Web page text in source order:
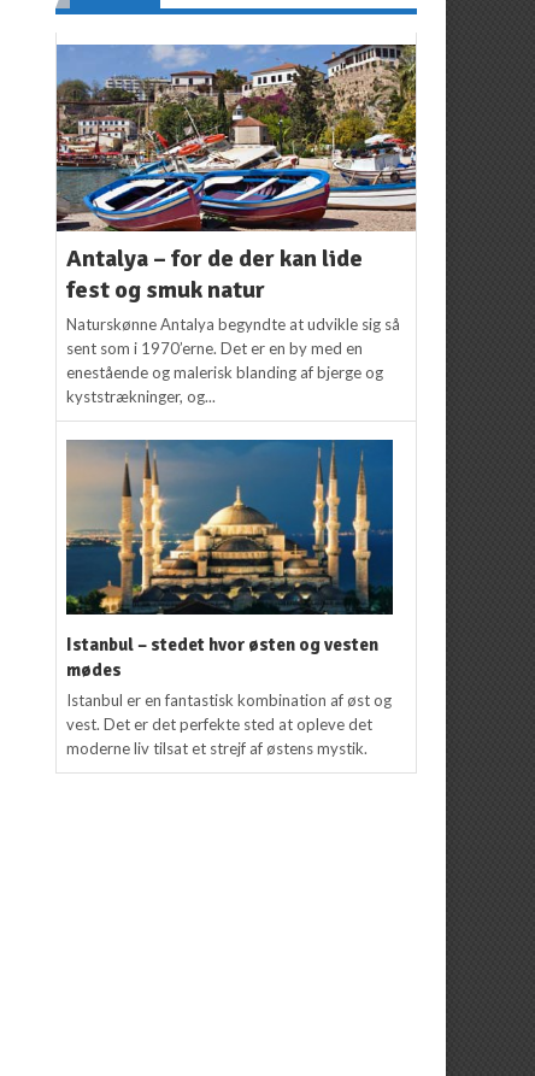
Antalya – for de der kan lide
fest og smuk natur
Naturskønne Antalya begyndte at udvikle sig så
sent som i 1970’erne. Det er en by med en
enestående og malerisk blanding af bjerge og
kyststrækninger, og...
Istanbul – stedet hvor østen og vesten
mødes
Istanbul er en fantastisk kombination af øst og
vest. Det er det perfekte sted at opleve det
moderne liv tilsat et strejf af østens mystik.